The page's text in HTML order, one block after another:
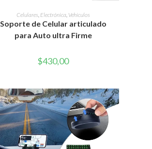
AÑADIR AL CARRITO
Celulares Electrónica Vehículos
Soporte de Celular articulado
para Auto ultra Firme
$430,00